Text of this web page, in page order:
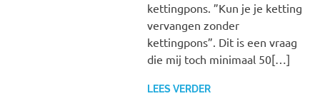
kettingpons. ”Kun je je ketting
vervangen zonder
kettingpons”. Dit is een vraag
die mij toch minimaal 50[…]
LEES VERDER